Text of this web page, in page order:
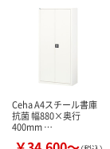
Ceha A4スチール書庫
抗菌 幅880×奥行
400mm …